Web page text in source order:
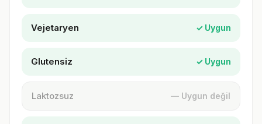
Vejetaryen ✓ Uygun
Glutensiz ✓ Uygun
Laktozsuz — Uygun değil